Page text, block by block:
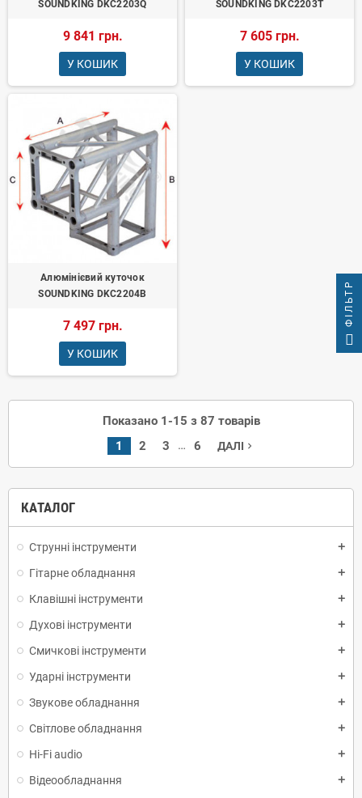
КАТАЛОГ
Струнні інструменти add
Гітарне обладнання add
Клавішні інструменти add
Духові інструменти add
Смичкові інструменти add
Ударні інструменти add
Звукове обладнання add
Світлове обладнання add
Hi-Fi audio add
Відеообладнання add
SOUNDKING DKC2203Q
9 841 грн.
У КОШИК
SOUNDKING DKC2203T
7 605 грн.
У КОШИК
Алюмінієвий куточок
SOUNDKING DKC2204B
7 497 грн.
У КОШИК
Показано 1-15 з 87 товарів
1
2 3 … 6 ДАЛІ navigate_next
ФІЛЬТР